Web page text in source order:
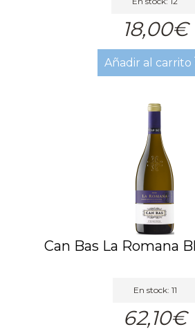
18,00€
Añadir al carrito
Can Bas La Romana
En stock: 11
62,10€